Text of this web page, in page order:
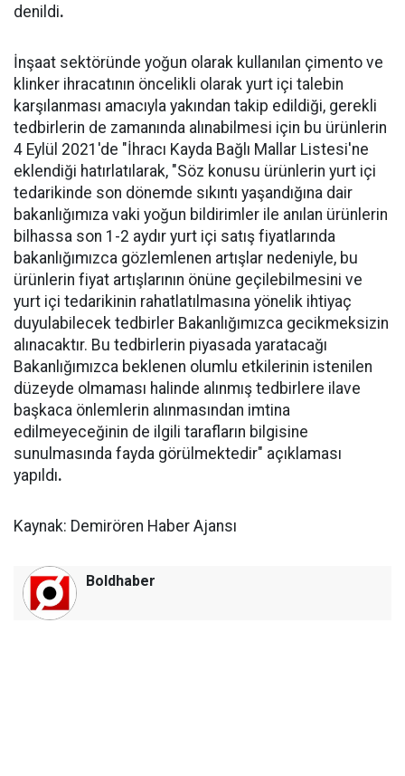
denildi.
İnşaat sektöründe yoğun olarak kullanılan çimento ve
klinker ihracatının öncelikli olarak yurt içi talebin
karşılanması amacıyla yakından takip edildiği, gerekli
tedbirlerin de zamanında alınabilmesi için bu ürünlerin
4 Eylül 2021'de "İhracı Kayda Bağlı Mallar Listesi'ne
eklendiği hatırlatılarak, "Söz konusu ürünlerin yurt içi
tedarikinde son dönemde sıkıntı yaşandığına dair
bakanlığımıza vaki yoğun bildirimler ile anılan ürünlerin
bilhassa son 1-2 aydır yurt içi satış fiyatlarında
bakanlığımızca gözlemlenen artışlar nedeniyle, bu
ürünlerin fiyat artışlarının önüne geçilebilmesini ve
yurt içi tedarikinin rahatlatılmasına yönelik ihtiyaç
duyulabilecek tedbirler Bakanlığımızca gecikmeksizin
alınacaktır. Bu tedbirlerin piyasada yaratacağı
Bakanlığımızca beklenen olumlu etkilerinin istenilen
düzeyde olmaması halinde alınmış tedbirlere ilave
başkaca önlemlerin alınmasından imtina
edilmeyeceğinin de ilgili tarafların bilgisine
sunulmasında fayda görülmektedir" açıklaması
yapıldı.
Kaynak: Demirören Haber Ajansı
Boldhaber